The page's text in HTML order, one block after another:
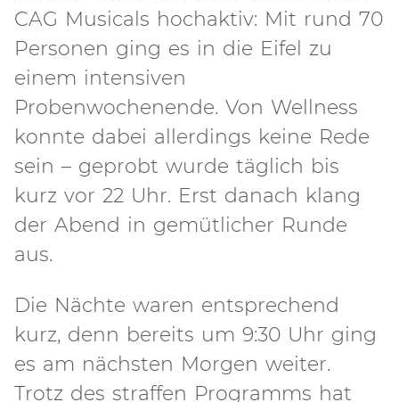
CAG Musicals hochaktiv: Mit rund 70
Personen ging es in die Eifel zu
einem intensiven
Probenwochenende. Von Wellness
konnte dabei allerdings keine Rede
sein – geprobt wurde täglich bis
kurz vor 22 Uhr. Erst danach klang
der Abend in gemütlicher Runde
aus.
Die Nächte waren entsprechend
kurz, denn bereits um 9:30 Uhr ging
es am nächsten Morgen weiter.
Trotz des straffen Programms hat